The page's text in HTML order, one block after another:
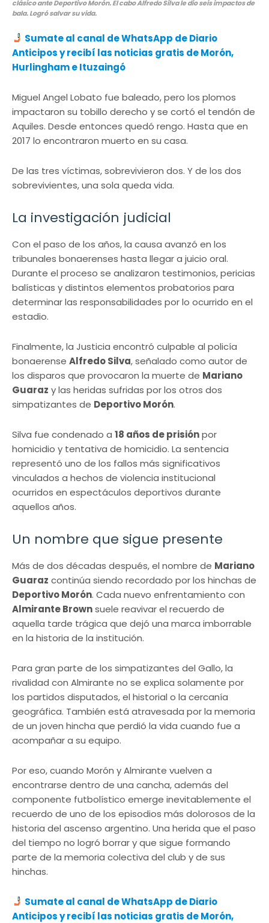
clásico ante Deportivo Morón. El cabo Alfredo Silva le dio seis impactos de
bala. Logró salvar su vida.
Sumate al canal de WhatsApp de Diario
Anticipos y recibí las noticias gratis de Morón,
Hurlingham e Ituzaingó
Miguel Angel Lobato fue baleado, pero los plomos
impactaron su tobillo derecho y se cortó el tendón de
Aquiles. Desde entonces quedó rengo. Hasta que en
2017 lo encontraron muerto en su casa.
De las tres víctimas, sobrevivieron dos. Y de los dos
sobrevivientes, una sola queda vida.
La investigación judicial
Con el paso de los años, la causa avanzó en los
tribunales bonaerenses hasta llegar a juicio oral.
Durante el proceso se analizaron testimonios, pericias
balísticas y distintos elementos probatorios para
determinar las responsabilidades por lo ocurrido en el
estadio.
Finalmente, la Justicia encontró culpable al policía
bonaerense Alfredo Silva, señalado como autor de
los disparos que provocaron la muerte de Mariano
Guaraz y las heridas sufridas por los otros dos
simpatizantes de Deportivo Morón.
Silva fue condenado a 18 años de prisiónpor
homicidio y tentativa de homicidio. La sentencia
representó uno de los fallos más significativos
vinculados a hechos de violencia institucional
ocurridos en espectáculos deportivos durante
aquellos años.
Un nombre que sigue presente
Más de dos décadas después, el nombre de Mariano
Guaraz continúa siendo recordado por los hinchas de
Deportivo Morón. Cada nuevo enfrentamiento con
Almirante Brownsuele reavivar el recuerdo de
aquella tarde trágica que dejó una marca imborrable
en la historia de la institución.
Para gran parte de los simpatizantes del Gallo, la
rivalidad con Almirante no se explica solamente por
los partidos disputados, el historial o la cercanía
geográfica. También está atravesada por la memoria
de un joven hincha que perdió la vida cuando fue a
acompañar a su equipo.
Por eso, cuando Morón y Almirante vuelven a
encontrarse dentro de una cancha, además del
componente futbolístico emerge inevitablemente el
recuerdo de uno de los episodios más dolorosos de la
historia del ascenso argentino. Una herida que el paso
del tiempo no logró borrar y que sigue formando
parte de la memoria colectiva del club y de sus
hinchas.
Sumate al canal de WhatsApp de Diario
Anticipos y recibí las noticias gratis de Morón,